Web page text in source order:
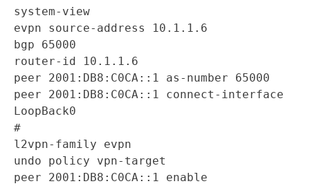
system-view
evpn source-address 10.1.1.6
bgp 65000
router-id 10.1.1.6
peer 2001:DB8:C0CA::1 as-number 65000
peer 2001:DB8:C0CA::1 connect-interface
LoopBack0
#
l2vpn-family evpn
undo policy vpn-target
peer 2001:DB8:C0CA::1 enable